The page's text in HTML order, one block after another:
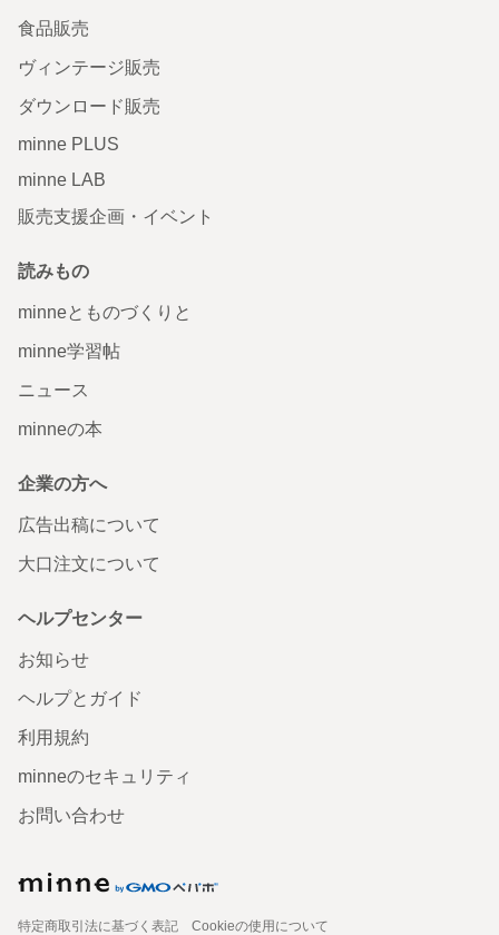
食品販売
ヴィンテージ販売
ダウンロード販売
minne PLUS
minne LAB
販売支援企画・イベント
読みもの
minneとものづくりと
minne学習帖
ニュース
minneの本
企業の方へ
広告出稿について
大口注文について
ヘルプセンター
お知らせ
ヘルプとガイド
利用規約
minneのセキュリティ
お問い合わせ
特定商取引法に基づく表記
Cookieの使用について